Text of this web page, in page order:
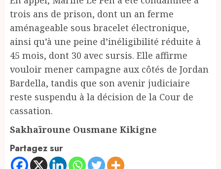
trois ans de prison, dont un an ferme
aménageable sous bracelet électronique,
ainsi qu’à une peine d’inéligibilité réduite à
45 mois, dont 30 avec sursis. Elle affirme
vouloir mener campagne aux côtés de Jordan
Bardella, tandis que son avenir judiciaire
reste suspendu à la décision de la Cour de
cassation.
Sakhaïroune Ousmane Kikigne
Partagez sur